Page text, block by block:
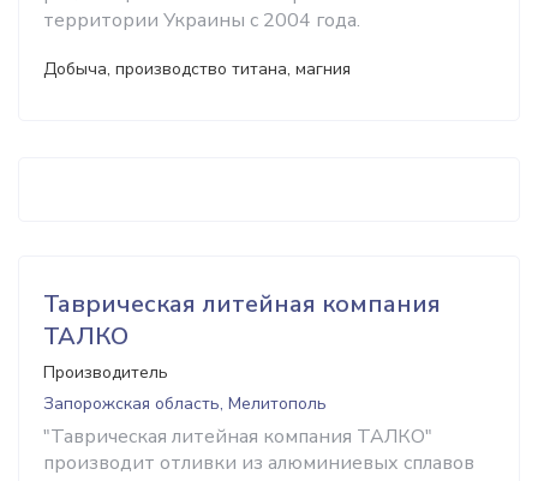
территории Украины с 2004 года.
Добыча, производство титана, магния
Таврическая литейная компания
ТАЛКО
Производитель
Запорожская область, Мелитополь
"Таврическая литейная компания ТАЛКО"
производит отливки из алюминиевых сплавов